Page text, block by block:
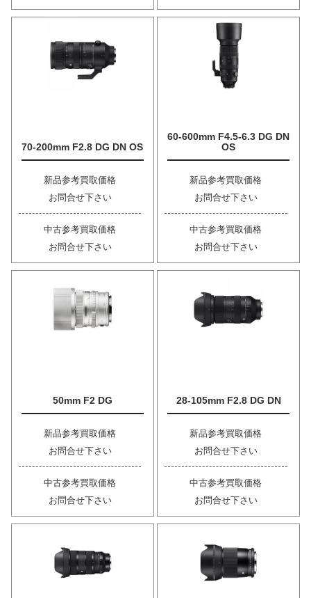
70-200mm F2.8 DG DN OS
新品参考買取価格
お問合せ下さい
中古参考買取価格
お問合せ下さい
60-600mm F4.5-6.3 DG DN
OS
新品参考買取価格
お問合せ下さい
中古参考買取価格
お問合せ下さい
50mm F2 DG
新品参考買取価格
お問合せ下さい
中古参考買取価格
お問合せ下さい
28-105mm F2.8 DG DN
新品参考買取価格
お問合せ下さい
中古参考買取価格
お問合せ下さい